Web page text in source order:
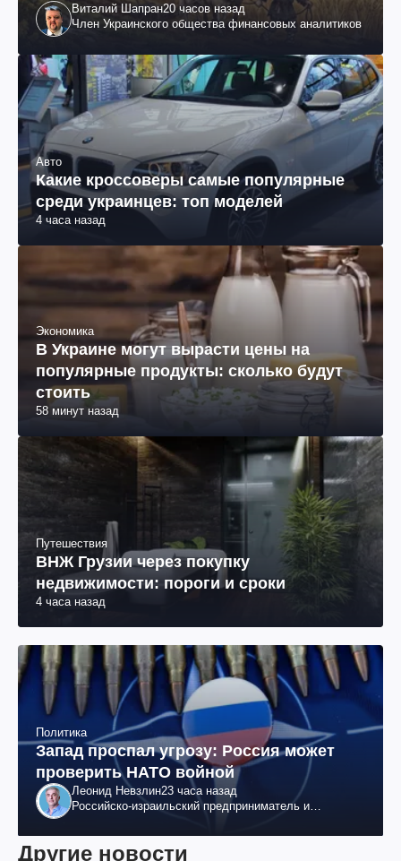
Виталий Шапран20 часов назад
Член Украинского общества финансовых аналитиков
Авто
Какие кроссоверы самые популярные
среди украинцев: топ моделей
4 часа назад
Экономика
В Украине могут вырасти цены на
популярные продукты: сколько будут
стоить
58 минут назад
Путешествия
ВНЖ Грузии через покупку
недвижимости: пороги и сроки
4 часа назад
Политика
Запад проспал угрозу: Россия может
проверить НАТО войной
Леонид Невзлин23 часа назад
Российско-израильский предприниматель и
"ЮКОСа"
Другие новости